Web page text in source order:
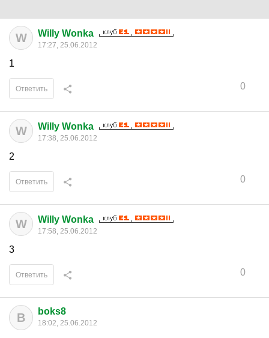
W Willy Wonka
17:27, 25.06.2012
1
0
Ответить
W Willy Wonka
17:38, 25.06.2012
2
0
Ответить
W Willy Wonka
17:58, 25.06.2012
3
0
Ответить
B boks8
18:02, 25.06.2012